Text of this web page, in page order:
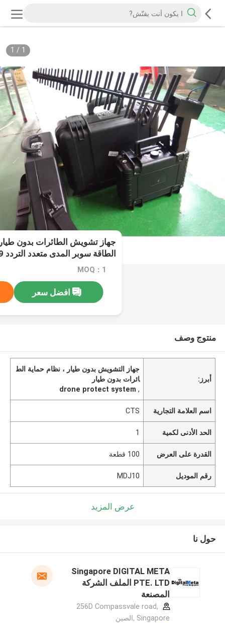
1
/
1
جيجا هرتز
MOQ：1
افضل سعر
منتوج وصف
أبرز:
جهاز التشويش بدون طيار ، نظام حماية الط
ائرات بدون طيار
,
drone protect system
اسم العلامة التجارية CTS
الحد الأدنى لكمية 1
القدرة على العرض 100 قطعة
رقم الموديل MDJ10
عرض المزيد
حول نا
Singapore DIGITAL META
PTE. LTD الملف الشركة
المصنعة
256D Compassvale road,
Singapore ,الصين